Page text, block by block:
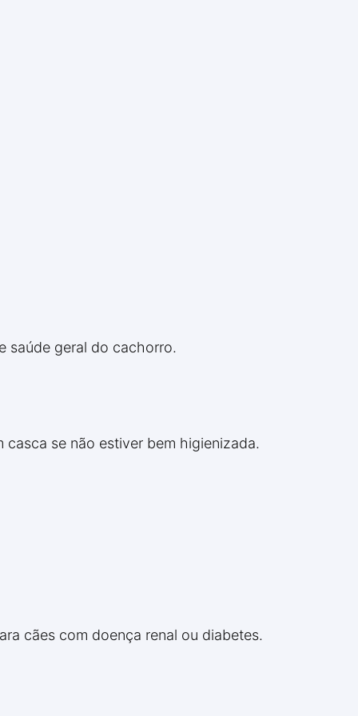
saúde geral do cachorro.
se não estiver bem higienizada.
cães com doença renal ou diabetes.